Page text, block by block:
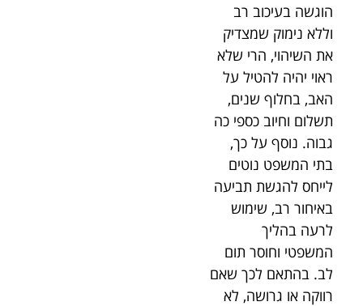
הוגשה בעיכוב רב
וללא נימוק שמצדיק
את השיהוי, הרי שלא
ראוי יהיה להטיל על
האב, בחלוף שנים,
תשלום וחיוב כספי כה
גבוה. נוסף על כך,
בתי המשפט נוטים
לייחס להגשת תביעה
באיחור רב, שימוש
לרעה בהליך
המשפטי וחוסר תום
לב. בהתאם לכך שאם
רווקה או גרושה, לא